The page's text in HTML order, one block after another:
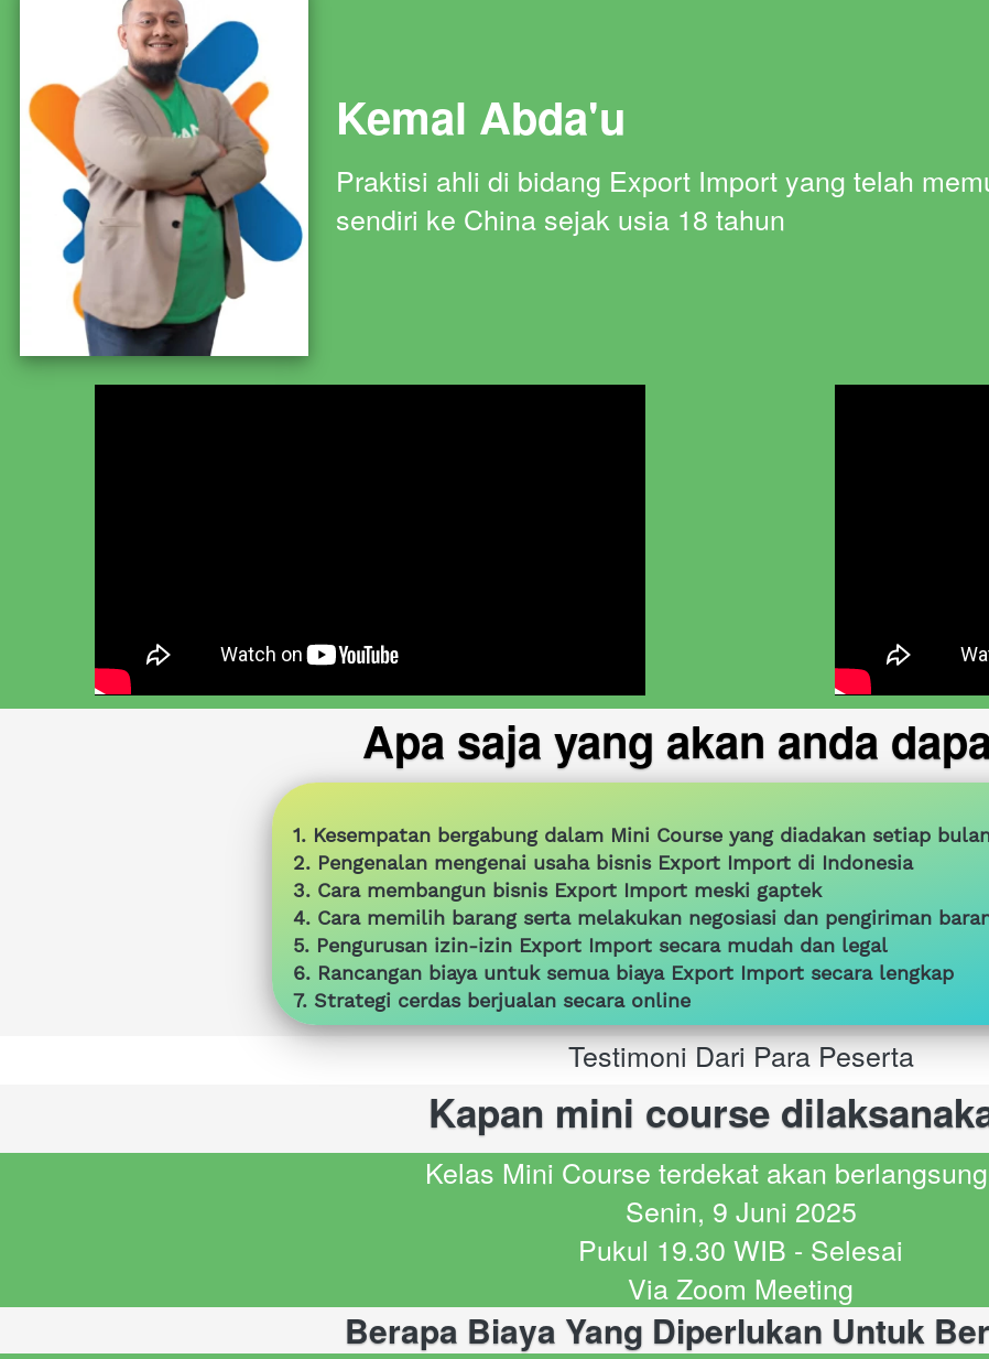
Kemal Abda'u
Praktisi ahli di bidang Export Import yang telah
sendiri ke China sejak usia 18 tahun
Apa saja yang akan anda
1. Kesempatan bergabung dalam Mini Course yang diadakan setiap
2. Pengenalan mengenai usaha bisnis Export Import di Indonesia
3. Cara membangun bisnis Export Import meski gaptek
4. Cara memilih barang serta melakukan negosiasi dan pengiriman
5. Pengurusan izin-izin Export Import secara mudah dan legal
6. Rancangan biaya untuk semua biaya Export Import secara lengkap
7. Strategi cerdas berjualan secara online
Testimoni Dari Para Peserta
Kapan mini course
Kelas Mini Course terdekat akan
Senin, 9 Juni 2025
Pukul 19.30 WIB - Selesai
Via Zoom Meeting
Berapa Biaya Yang Diperlukan Untuk